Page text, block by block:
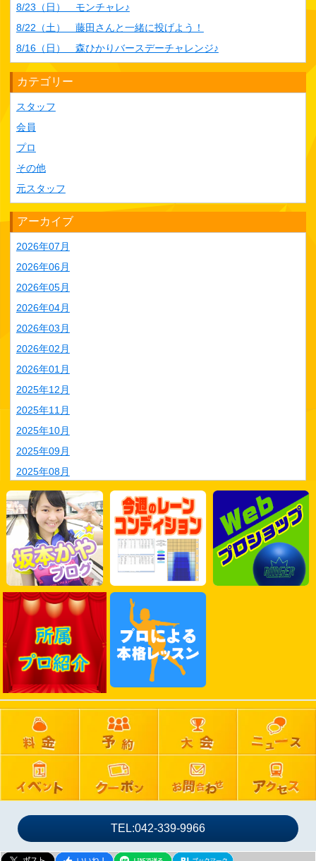
8/23（日） モンチャレ♪
8/22（土） 藤田さんと一緒に投げよう！
8/16（日） 森ひかりバースデーチャレンジ♪
カテゴリー
スタッフ
会員
プロ
その他
元スタッフ
アーカイブ
2026年07月
2026年06月
2026年05月
2026年04月
2026年03月
2026年02月
2026年01月
2025年12月
2025年11月
2025年10月
2025年09月
2025年08月
2025年07月
2025年06月
2025年05月
2025年04月
2025年03月
2025年02月
2025年01月
2024年12月
2024年11月
2024年10月
2024年09月
2024年08月
2024年07月
2024年06月
2024年05月
2024年04月
2024年03月
2024年02月
TEL:042-339-9966